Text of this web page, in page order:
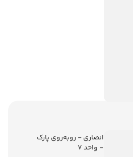
کوچه انصاری - روبه‌روی پارک
ششم - واحد 7